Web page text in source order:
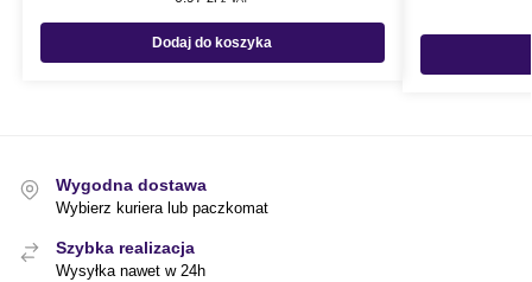
Dodaj do koszyka
Wygodna dostawa
Wybierz kuriera lub paczkomat
Szybka realizacja
Wysyłka nawet w 24h